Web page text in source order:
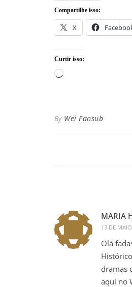
Compartilhe isso:
X
Curtir isso:
Carregando...
By Wei Fansub
MARIA
13 DE
Olá
dramas
aqui no